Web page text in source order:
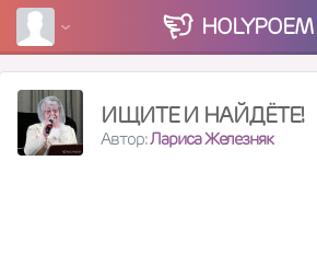
HOLYPOEM
ИЩИТЕ И НАЙДЁТЕ!
Автор:Лариса Железняк